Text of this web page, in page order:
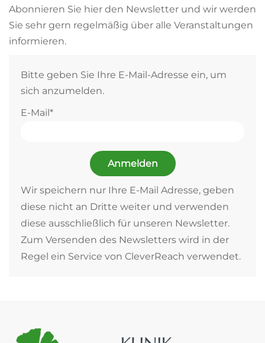
Abonnieren Sie hier den Newsletter und wir werden
Sie sehr gern regelmäßig über alle Veranstaltungen
informieren.
Bitte geben Sie Ihre E-Mail-Adresse ein, um
sich anzumelden.
E-Mail*
Anmelden
Wir speichern nur Ihre E-Mail Adresse, geben
diese nicht an Dritte weiter und verwenden
diese ausschließlich für unseren Newsletter.
Zum Versenden des Newsletters wird in der
Regel ein Service von CleverReach verwendet.